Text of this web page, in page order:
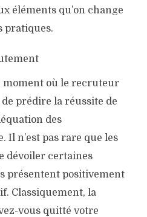
éléments qu’on change
pratiques.
moment où le recruteur
prédire la réussite de
des
Il n’est pas rare que les
dévoiler certaines
présentent positivement
Classiquement, la
vous quitté votre